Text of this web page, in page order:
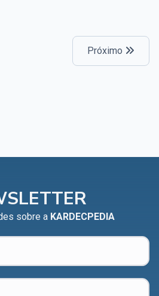
Próximo
sobre a KARDECPEDIA